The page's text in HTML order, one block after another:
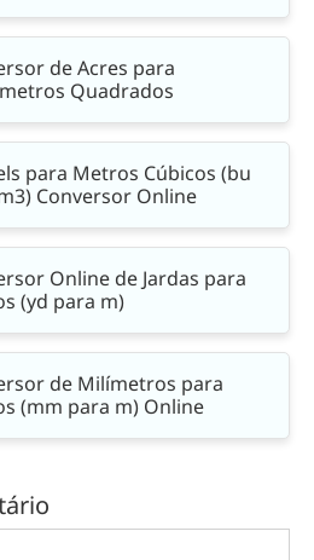
de Acres para
Quadrados
para Metros Cúbicos (bu
Conversor Online
Online de Jardas para
(yd para m)
de Milímetros para
(mm para m) Online